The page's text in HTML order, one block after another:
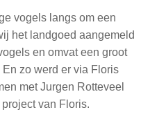
vogels langs om een
het landgoed aangemeld
en omvat een groot
zo werd er via Floris
met Jurgen Rotteveel
van Floris.